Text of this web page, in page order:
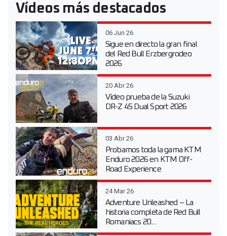
Vídeos más destacados
06 Jun 26
Sigue en directo la gran final
del Red Bull Erzbergrodeo
2026
20 Abr 26
Vídeo prueba de la Suzuki
DR-Z 4S Dual Sport 2026
03 Abr 26
Probamos toda la gama KTM
Enduro 2026 en KTM Off-
Road Experience
24 Mar 26
Adventure Unleashed – La
historia completa de Red Bull
Romaniacs 20...